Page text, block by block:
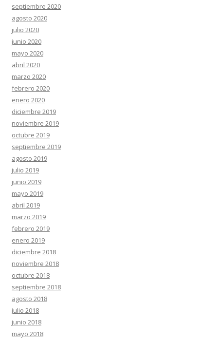
septiembre 2020
agosto 2020
julio 2020
junio 2020
mayo 2020
abril 2020
marzo 2020
febrero 2020
enero 2020
diciembre 2019
noviembre 2019
octubre 2019
septiembre 2019
agosto 2019
julio 2019
junio 2019
mayo 2019
abril 2019
marzo 2019
febrero 2019
enero 2019
diciembre 2018
noviembre 2018
octubre 2018
septiembre 2018
agosto 2018
julio 2018
junio 2018
mayo 2018